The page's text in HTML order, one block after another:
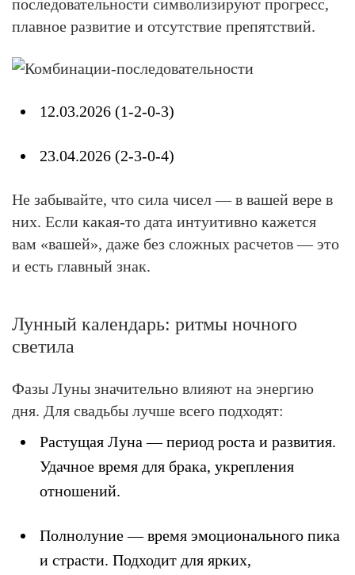
последовательности символизируют прогресс,
плавное развитие и отсутствие препятствий.
12.03.2026 (1-2-0-3)
23.04.2026 (2-3-0-4)
Не забывайте, что сила чисел — в вашей вере в
них. Если какая-то дата интуитивно кажется
вам «вашей», даже без сложных расчетов — это
и есть главный знак.
Лунный календарь: ритмы ночного
светила
Фазы Луны значительно влияют на энергию
дня. Для свадьбы лучше всего подходят:
Растущая Луна — период роста и развития.
Удачное время для брака, укрепления
отношений.
Полнолуние — время эмоционального пика
и страсти. Подходит для ярких,